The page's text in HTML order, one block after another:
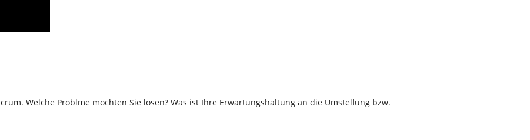
Welche Problme möchten Sie lösen? Was ist Ihre Erwartungshaltung an die Umstellung bzw.